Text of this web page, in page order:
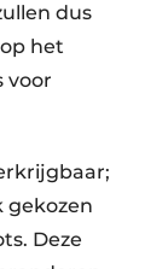
dus
het
voor
gekozen
Deze